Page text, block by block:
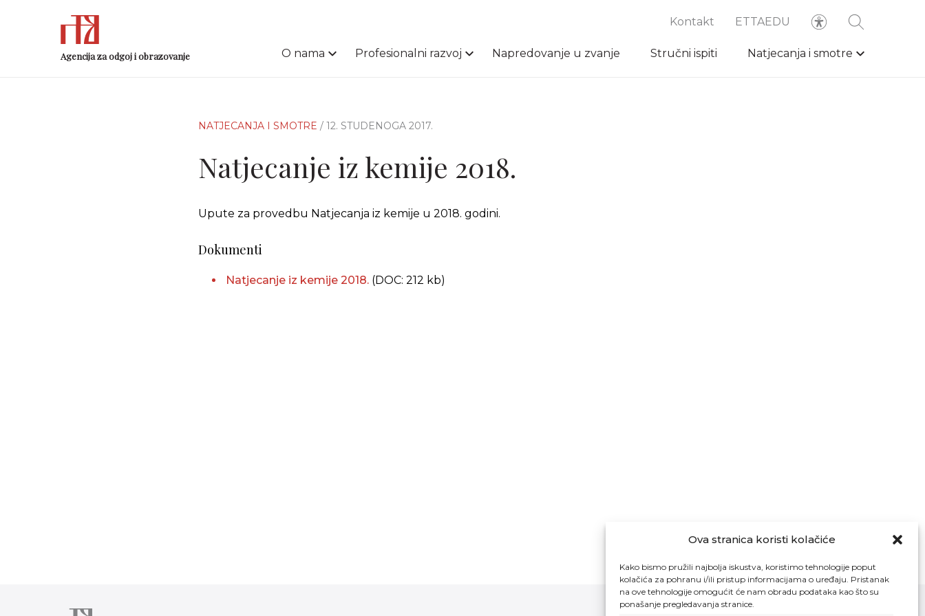
Ova stranica koristi kolačiće
Kako bismo pružili najbolja iskustva, koristimo tehnologije poput
kolačića za pohranu i/ili pristup informacijama o uređaju. Pristanak
na ove tehnologije omogućit će nam obradu podataka kao što su
ponašanje pregledavanja stranice.
Agencija za odgoj i obrazovanje
Kontakt ETTAEDU
O nama Profesionalni razvoj Napredovanje u zvanje Stručni ispiti Natjecanja i smotre
NATJECANJA I SMOTRE / 12. STUDENOGA 2017.
Natjecanje iz kemije 2018.
Upute za provedbu Natjecanja iz kemije u 2018. godini.
Dokumenti
Natjecanje iz kemije 2018. (DOC: 212 kb)